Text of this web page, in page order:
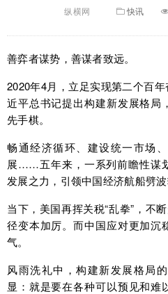
纵横网 快讯
善弈者谋势，善谋者致远。
2020年4月，立足实现第二个百
近平总书记提出构建新发展格局
先手棋。
畅通经济循环、建设统一市场
展……五年来，一系列前瞻性谋
发展之力，引领中国经济航船劈波
当下，美国再挥关税“乱拳”，不
径变本加厉。而中国应对更加沉
气。
风雨洗礼中，构建新发展格局
显：就是要在各种可以预见和难